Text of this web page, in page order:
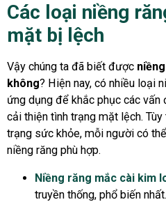
Các loại niềng
mặt bị lệch
Vậy chúng ta đã biết được
không? Hiện nay, có nhiều loại
ứng dụng để khắc phục các
cải thiện tình trạng mặt lệch.
trạng sức khỏe, mỗi người có
niềng răng phù hợp.
Niềng răng mắc cài kim
truyền thống, phổ biến